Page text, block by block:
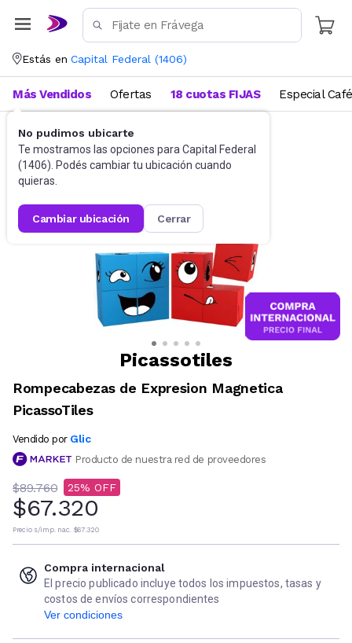
Estás en Capital Federal (1406)
No pudimos ubicarte
Te mostramos las opciones para Capital Federal
(1406). Podés cambiar tu ubicación cuando
quieras.
cambiar ubicación cerrar
Más Vendidos Ofertas 18 cuotas FIJAS Especial Café
Juguetes y Juegos
Picassotiles
Rompecabezas de Expresion Magnetica
PicassoTiles
Vendido por Glic
Producto de nuestra red de proveedores
$89.760 25
$67.320
Precio s/imp. nac. $67.320
Compra internacional
El precio publicado incluye todos los impuestos, tasas y
costos de envíos correspondientes
Ver condiciones